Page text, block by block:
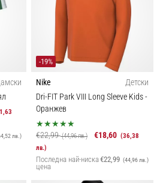
лв.)
-19%
Nike
Детски
Dri-FIT Park VIII Long Sleeve Kids-
Оранжев
€22,99(44,96 лв.) €18,60 (36,38
лв.)
Последна най-ниска
цена
€22,99 (44,96 лв.)